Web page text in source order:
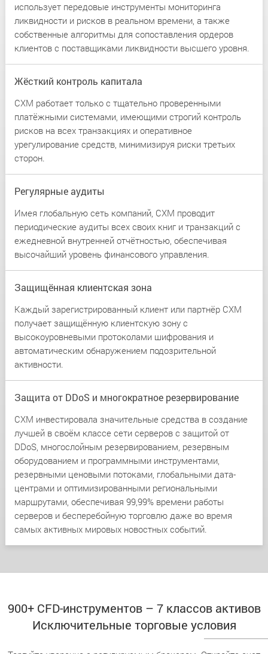
использует передовые инструменты мониторинга
ликвидности и рисков в реальном времени, а также
собственные алгоритмы для сопоставления ордеров
клиентов с поставщиками ликвидности высшего уровня.
Жёсткий контроль капитала
CXM работает только с тщательно проверенными
платёжными системами, имеющими строгий контроль
рисков на всех транзакциях и оперативное
урегулирование средств, минимизируя риски третьих
сторон.
Регулярные аудиты
Имея глобальную сеть компаний, CXM проводит
периодические аудиты всех своих книг и транзакций с
ежедневной внутренней отчётностью, обеспечивая
высочайший уровень финансового управления.
Защищённая клиентская зона
Каждый зарегистрированный клиент или партнёр CXM
получает защищённую клиентскую зону с
высокоуровневыми протоколами шифрования и
автоматическим обнаружением подозрительной
активности.
Защита от DDoS и многократное резервирование
CXM инвестировала значительные средства в создание
лучшей в своём классе сети серверов с защитой от
DDoS, многослойным резервированием, резервным
оборудованием и программными инструментами,
резервными ценовыми потоками, глобальными дата-
центрами и оптимизированными региональными
маршрутами, обеспечивая 99,99% времени работы
серверов и бесперебойную торговлю даже во время
самых активных мировых новостных событий.
900+ CFD-инструментов – 7 классов активов
Исключительные торговые условия